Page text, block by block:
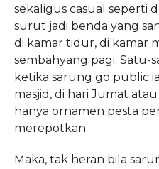
sekaligus casual seperti
surut jadi benda yang
di kamar tidur, di kamar
sembahyang pagi. Satu-
ketika sarung go public
masjid, di hari Jumat
hanya ornamen pesta
merepotkan.
Maka, tak heran bila